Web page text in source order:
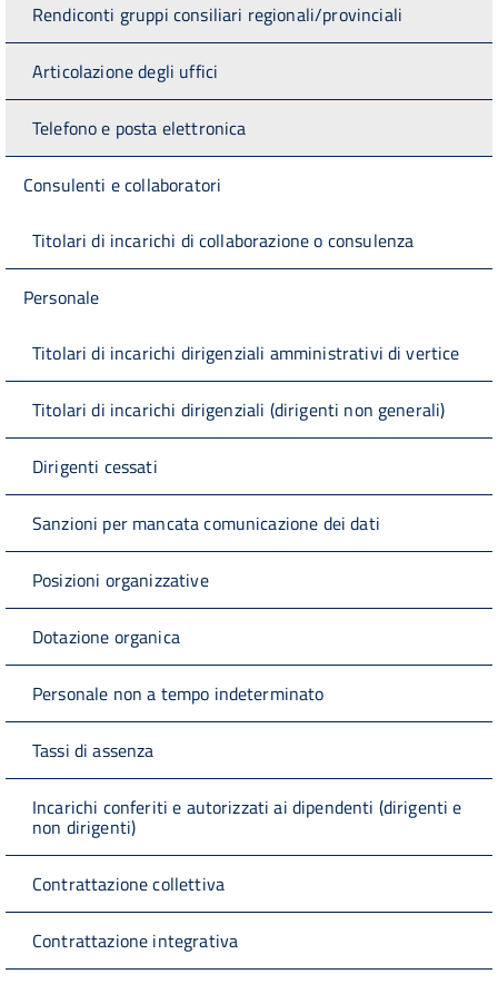
Rendiconti gruppi consiliari regionali/provinciali
Articolazione degli uffici
Telefono e posta elettronica
Consulenti e collaboratori
Titolari di incarichi di collaborazione o consulenza
Personale
Titolari di incarichi dirigenziali amministrativi di vertice
Titolari di incarichi dirigenziali (dirigenti non generali)
Dirigenti cessati
Sanzioni per mancata comunicazione dei dati
Posizioni organizzative
Dotazione organica
Personale non a tempo indeterminato
Tassi di assenza
Incarichi conferiti e autorizzati ai dipendenti (dirigenti e
non dirigenti)
Contrattazione collettiva
Contrattazione integrativa